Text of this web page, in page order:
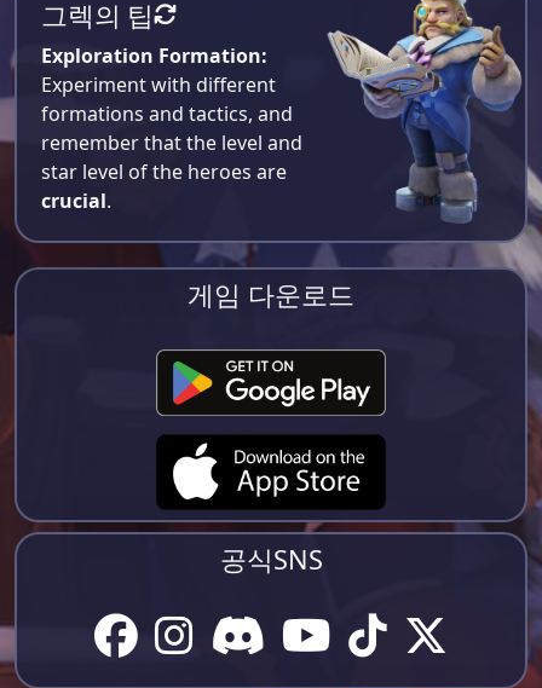
그렉의 팁
Exploration Formation:
Experiment with different
formations and tactics, and
remember that the level and
star level of the heroes are
crucial.
게임 다운로드
공식SNS